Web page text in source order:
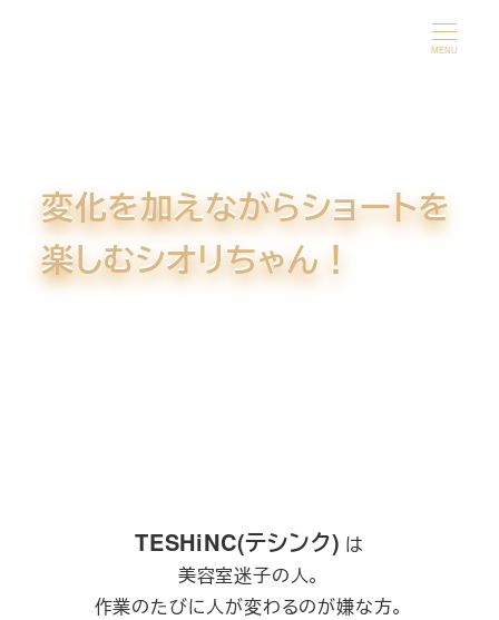
MENU
変化を加えながらショートを
楽しむシオリちゃん！
TESHiNC(テシンク) は
美容室迷子の人。
作業のたびに人が変わるのが嫌な方。